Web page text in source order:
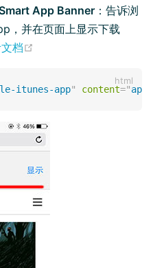
App Banner ：告诉浏
，并在页面上显示下载
档
itunes-app" content="app-